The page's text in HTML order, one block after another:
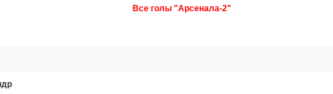
Все голы "Арсенала-2"